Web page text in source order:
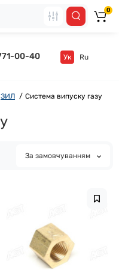
00-40 Ук Ru
0
ЗИЛ Система випуску газу
За замовчуванням